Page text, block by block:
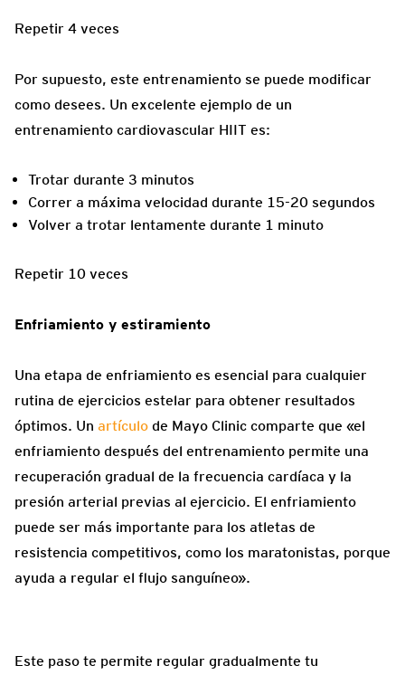
Repetir 4 veces
Por supuesto, este entrenamiento se puede modificar
como desees. Un excelente ejemplo de un
entrenamiento cardiovascular HIIT es:
Trotar durante 3 minutos
Correr a máxima velocidad durante 15-20 segundos
Volver a trotar lentamente durante 1 minuto
Repetir 10 veces
Enfriamiento y estiramiento
Una etapa de enfriamiento es esencial para cualquier
rutina de ejercicios estelar para obtener resultados
óptimos. Un artículo de Mayo Clinic comparte que «el
enfriamiento después del entrenamiento permite una
recuperación gradual de la frecuencia cardíaca y la
presión arterial previas al ejercicio. El enfriamiento
puede ser más importante para los atletas de
resistencia competitivos, como los maratonistas, porque
ayuda a regular el flujo sanguíneo».
Este paso te permite regular gradualmente tu